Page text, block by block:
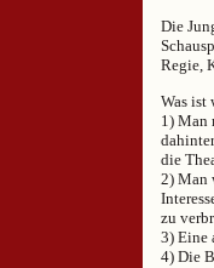
Die
Regie,
Was ist
1) Man
die
2) Man
zu
3) Eine
4) Die